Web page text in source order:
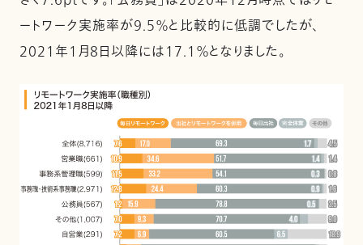
ートワーク実施率が9.5％と比較的に低調でしたが、
2021年1月8日以降には17.1％となりました。